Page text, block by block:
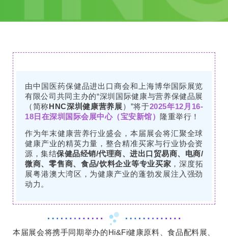
由中国医药保健品进出口商会和上海博华国际展览
有限公司共同主办的“深圳国际健康与营养保健品展
（简称HNC深圳健康营养展）”将于2025年12月16-
18日在深圳国际会展中心（宝安新馆）
隆重举行！
作为年末健康营养行业盛会，本届展会将汇聚全球
健康产业的精英力量，整合精准买家与行业协会资
源，集结保健品经销/代理商、进出口贸易商、电商/
微商、零售商、食品/饮料企业等专业买家 ，深度拓
展粤港澳大湾区，为健康产业的蓬勃发展注入强劲
动力。
本届展会将携手同期举办的Hi&Fi健康原料、食品配料展、